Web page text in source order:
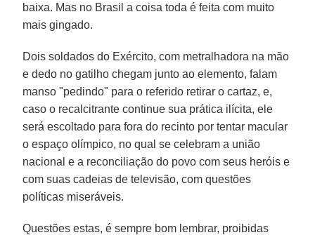
baixa. Mas no Brasil a coisa toda é feita com muito
mais gingado.
Dois soldados do Exército, com metralhadora na mão
e dedo no gatilho chegam junto ao elemento, falam
manso "pedindo" para o referido retirar o cartaz, e,
caso o recalcitrante continue sua prática ilícita, ele
será escoltado para fora do recinto por tentar macular
o espaço olímpico, no qual se celebram a união
nacional e a reconciliação do povo com seus heróis e
com suas cadeias de televisão, com questões
políticas miseráveis.
Questões estas, é sempre bom lembrar, proibidas